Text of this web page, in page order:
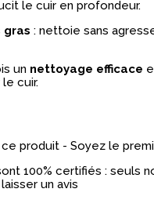
le cuir en profondeur.
gras : nettoie sans
un nettoyage efficace
cuir.
produit - Soyez le
100% certifiés : seuls
un avis